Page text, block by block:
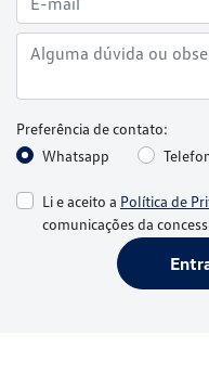
Preferência de contato:
Whatsapp
Li e aceito a Política de
comunicações da